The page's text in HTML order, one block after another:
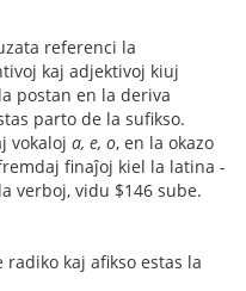
referenci la
kaj adjektivoj kiuj
postan en la deriva
parto de la sufikso.
vokaloj a, e, o, en la okazo
finaĵoj kiel la latina -
verboj, vidu $146 sube.
kaj afikso estas la